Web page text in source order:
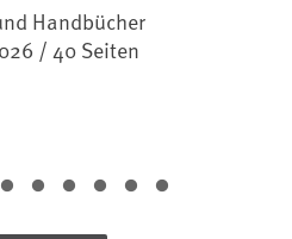
Handbücher
/ 40 Seiten